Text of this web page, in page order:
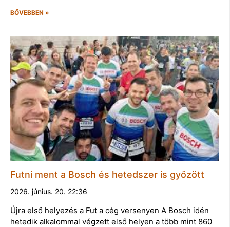
BŐVEBBEN »
Futni ment a Bosch és hetedszer is győzött
2026. június. 20. 22:36
Újra első helyezés a Fut a cég versenyen A Bosch idén
hetedik alkalommal végzett első helyen a több mint 860